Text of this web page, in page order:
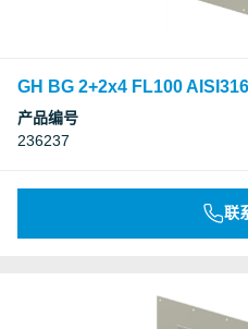
GH BG 2+2x4 FL100
产品编号
236237
联